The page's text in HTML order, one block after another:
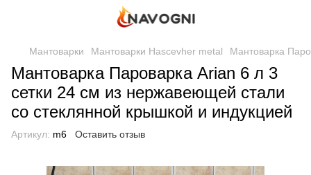
Мантоварки Мантоварки Hascevher metal Мантоварка
Мантоварка Пароварка Arian 6 л 3
сетки 24 см из нержавеющей стали
со стеклянной крышкой и индукцией
Артикул: m6 Оставить отзыв